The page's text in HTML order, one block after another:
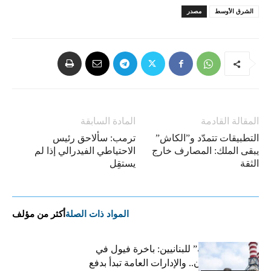
مصدر الشرق الأوسط
المادة السابقة
ترمب: سألاحق رئيس
الاحتياطي الفيدرالي إذا لم
يستقِل
المقالة القادمة
التطبيقات تتمدّد و”الكاش”
يبقى الملك: المصارف خارج
الثقة
المواد ذات الصلة أكثر من مؤلف
بشرى “كهربائية” للبنانيين: باخرة فيول في
طريقها إلى لبنان.. والإدارات العامة تبدأ بدفع